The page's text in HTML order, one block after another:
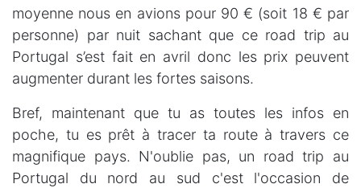
moyenne nous en avions pour 90 € (soit 18 € par
personne) par nuit sachant que ce road trip au
Portugal s’est fait en avril donc les prix peuvent
augmenter durant les fortes saisons.
Bref, maintenant que tu as toutes les infos en
poche, tu es prêt à tracer ta route à travers ce
magnifique pays. N'oublie pas, un road trip au
Portugal du nord au sud c'est l'occasion de